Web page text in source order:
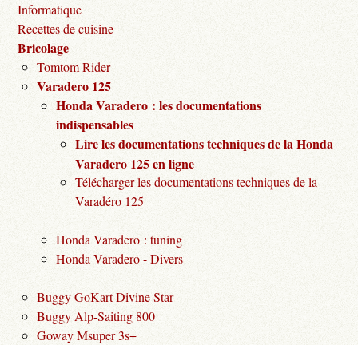
Informatique
Recettes de cuisine
Bricolage
Tomtom Rider
Varadero 125
Honda Varadero : les documentations
indispensables
Lire les documentations techniques de la Honda
Varadero 125 en ligne
Télécharger les documentations techniques de la
Varadéro 125
Honda Varadero : tuning
Honda Varadero - Divers
Buggy GoKart Divine Star
Buggy Alp-Saiting 800
Goway Msuper 3s+